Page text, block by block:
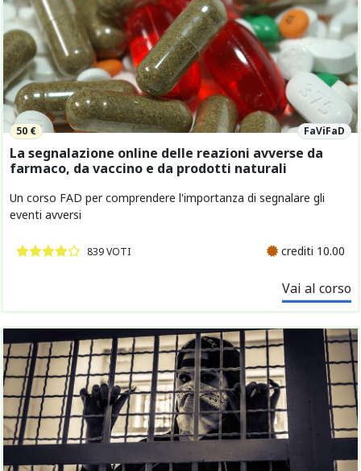
50 € FaViFaD
La segnalazione online delle reazioni avverse da
farmaco, da vaccino e da prodotti naturali
Un corso FAD per comprendere l'importanza di segnalare gli
eventi avversi
839 VOTI crediti 10.00
Vai al corso